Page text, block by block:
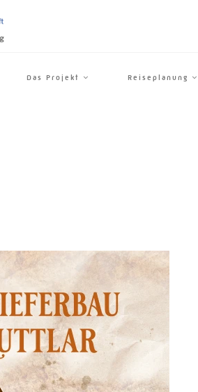
Das Projekt Reiseplanung